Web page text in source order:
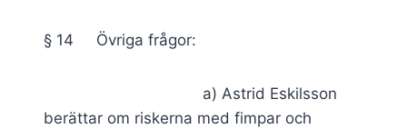
§ 14 Övriga frågor:
a) Astrid Eskilsson
berättar om riskerna med fimpar och